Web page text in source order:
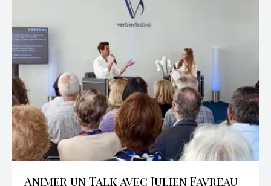
Animer un Talk avec Julien Favreau